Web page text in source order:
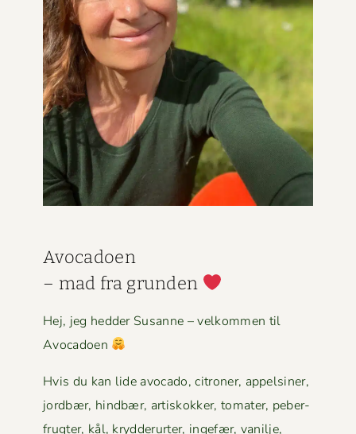
Avo­ca­doen
– mad fra grun­den
Hej, jeg hed­der Susanne – velkom­men til
Avocadoen
Hvis du kan lide avo­ca­do, cit­roner, appelsin­er,
jord­bær, hind­bær, artiskokker, tomater, peber­
frugter, kål, kry­d­derurter, inge­fær, vanil­je,